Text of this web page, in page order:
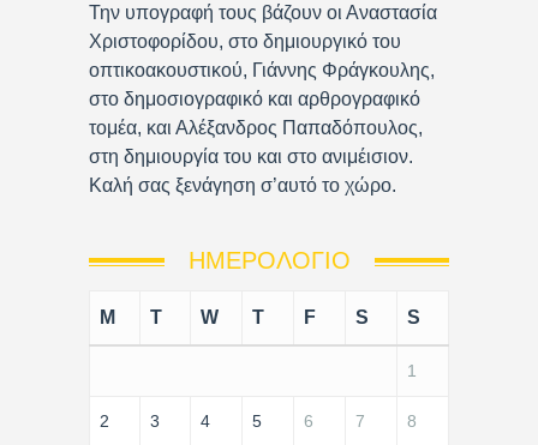
Την υπογραφή τους βάζουν οι Αναστασία
Χριστοφορίδου, στο δημιουργικό του
οπτικοακουστικού, Γιάννης Φράγκουλης,
στο δημοσιογραφικό και αρθρογραφικό
τομέα, και Αλέξανδρος Παπαδόπουλος,
στη δημιουργία του και στο ανιμέισιον.
Καλή σας ξενάγηση σ’αυτό το χώρο.
ΗΜΕΡΟΛΌΓΙΟ
M T W T F S S
1
2 3 4 5 6 7 8